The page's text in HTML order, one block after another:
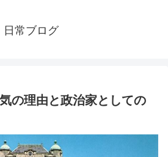
日常ブログ
の理由と政治家としての